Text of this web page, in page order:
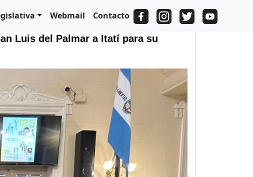
Webmail Contacto
Luis del Palmar a Itatí para su